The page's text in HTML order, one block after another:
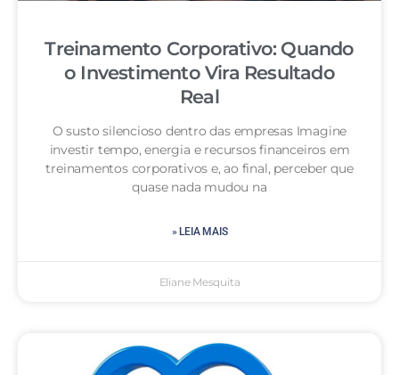
Treinamento Corporativo: Quando
o Investimento Vira Resultado
Real
O susto silencioso dentro das empresas Imagine
investir tempo, energia e recursos financeiros em
treinamentos corporativos e, ao final, perceber que
quase nada mudou na
» LEIA MAIS
Eliane Mesquita